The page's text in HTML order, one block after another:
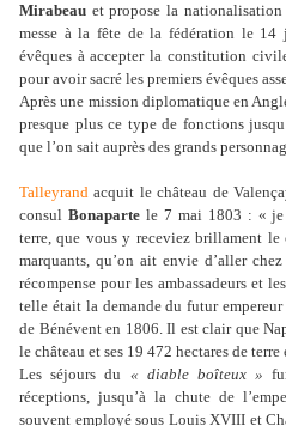
Mirabeau et propose la
messe à la fête de la fédération le
évêques à accepter la constitution
pour avoir sacré les premiers évêques
Après une mission diplomatique en
presque plus ce type de fonctions
que l’on sait auprès des grands
Talleyrand acquit le château de
consul Bonapartele 7 mai 1803 : « je
terre, que vous y receviez brillament
marquants, qu’on ait envie d’aller
récompense pour les ambassadeurs et
telle était la demande du futur
de Bénévent en 1806. Il est clair que
le château et ses 19 472 hectares de
Les séjours du « diable boîteux »
réceptions, jusqu’à la chute de
souvent employé sous Louis XVIII et